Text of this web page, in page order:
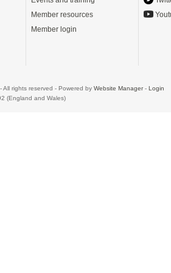
Member resources
Member login
rights reserved - Powered by Website Manager- Login
(England and Wales)